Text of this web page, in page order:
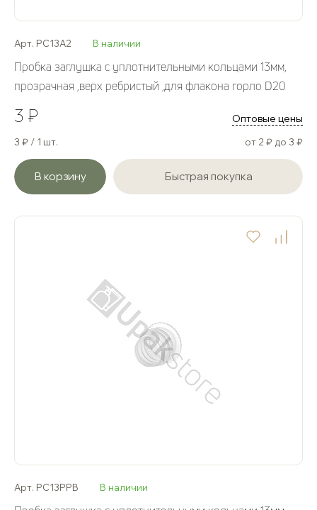
Арт. PC13A2 В наличии
Пробка заглушка с уплотнительными кольцами 13мм,
прозрачная ,верх ребристый ,для флакона горло D20
3 ₽ Оптовые цены
3 ₽ / 1 шт. от 2 ₽ до 3 ₽
В корзину Быстрая покупка
Арт. PC13PPB В наличии